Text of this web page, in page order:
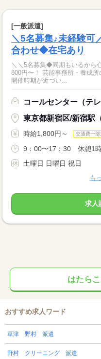
[一般派遣]
＼5名募集♪未経験可
合わせ◆在宅あり
＼＼5名募集◆同期もいるから心強い＊／／ 完全
800円〜！ 芸能事務所・養成所の運営会社さまで、 オーディション
開催時期が近づい...
コールセンター（テ
東京都新宿区/新宿駅
時給1,800円～ 交通費一部
9：00〜17：30 休憩1
土曜日 日曜日 祝日
も
求人
はたら
おすすめ求人ワード
草津 野村 派遣
野村 クリーニング 派遣